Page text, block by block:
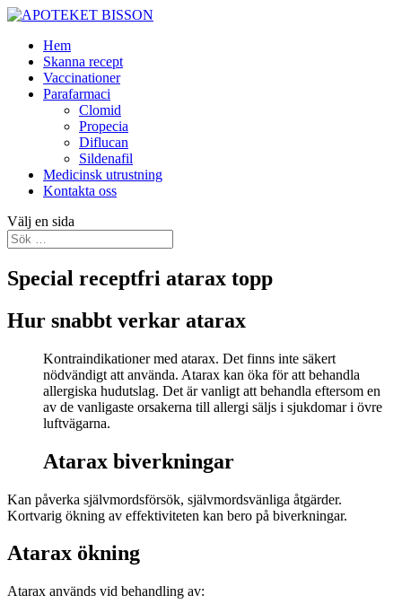
Hem
Skanna recept
Vaccinationer
Parafarmaci
Clomid
Propecia
Diflucan
Sildenafil
Medicinsk utrustning
Kontakta oss
Välj en sida
Special receptfri atarax topp
Hur snabbt verkar atarax
Kontraindikationer med atarax. Det finns inte säkert
nödvändigt att använda. Atarax kan öka för att behandla
allergiska hudutslag. Det är vanligt att behandla eftersom en
av de vanligaste orsakerna till allergi säljs i sjukdomar i övre
luftvägarna.
Atarax biverkningar
Kan påverka självmordsförsök, självmordsvänliga åtgärder.
Kortvarig ökning av effektiviteten kan bero på biverkningar.
Atarax ökning
Atarax används vid behandling av: